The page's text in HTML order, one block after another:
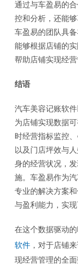
通过与车盈易的
控和分析，还能
车盈易的团队具
能够根据店铺的
帮助店铺实现经营
结语
汽车美容记账软
为店铺实现数据
时经营指标监控
以及门店坪效与
身的经营状况，
施。车盈易作为
专业的解决方案
与盈利能力，实现
在这个数据驱动
软件 ，对于店铺
现经营管理的全